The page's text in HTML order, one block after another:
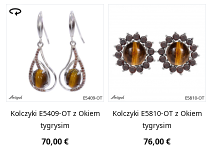
Kolczyki E5409-OT z Okiem
tygrysim
70,00 €
Kolczyki E5810-OT z Okiem
tygrysim
76,00 €